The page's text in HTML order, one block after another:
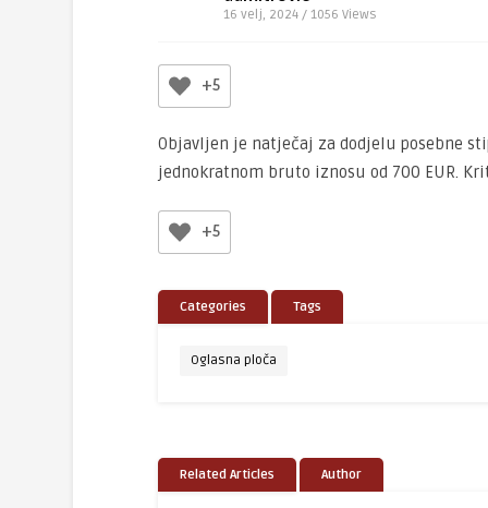
16 velj, 2024 / 1056 Views
+5
Objavljen je natječaj za dodjelu posebne
jednokratnom bruto iznosu od 700 EUR.
+5
Categories Tags
Oglasna ploča
Related Articles Author